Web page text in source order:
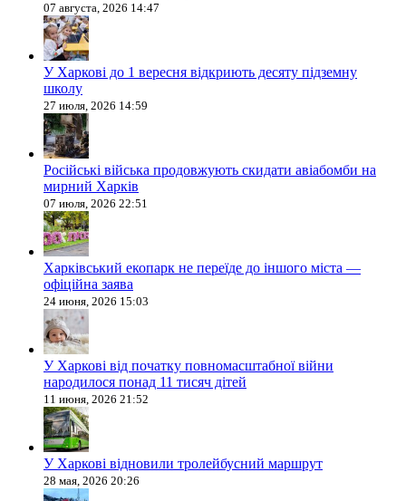
07 августа, 2026 14:47
У Харкові до 1 вересня відкриють десяту підземну
школу
27 июля, 2026 14:59
Російські війська продовжують скидати авіабомби на
мирний Харків
07 июля, 2026 22:51
Харківський екопарк не переїде до іншого міста —
офіційна заява
24 июня, 2026 15:03
У Харкові від початку повномасштабної війни
народилося понад 11 тисяч дітей
11 июня, 2026 21:52
У Харкові відновили тролейбусний маршрут
28 мая, 2026 20:26